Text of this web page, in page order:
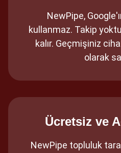
NewPipe,
kullanmaz. Takip
kalır. Geçmişiniz
olarak
Ücretsiz ve
NewPipe topluluk